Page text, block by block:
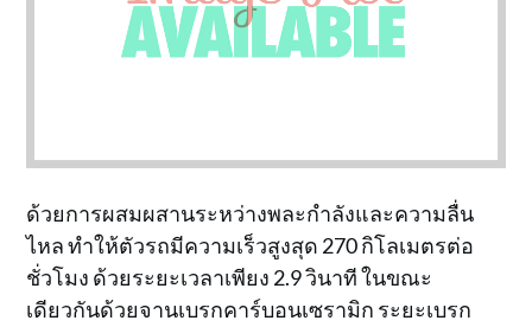
ด้วยการผสมผสานระหว่างพละกำลังและความลื่น
ไหล ทำให้ตัวรถมีความเร็วสูงสุด 270 กิโลเมตรต่อ
ชั่วโมง ด้วยระยะเวลาเพียง 2.9 วินาที ในขณะ
เดียวกันด้วยจานเบรกคาร์บอนเซรามิก ระยะเบรก